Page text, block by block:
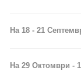
На 18 - 21
На 29 Октомври -